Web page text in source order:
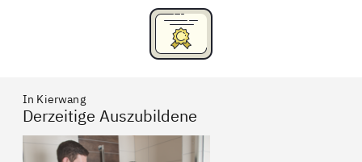
In Kierwang
Derzeitige Auszubildene